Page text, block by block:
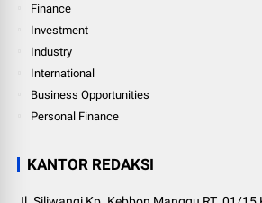
Finance
Investment
Industry
International
Business Opportunities
Personal Finance
KANTOR REDAKSI